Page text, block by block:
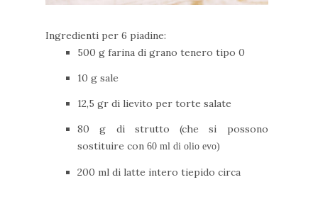
Ingredienti per 6 piadine:
500 g farina di grano tenero tipo 0
10 g sale
12,5 gr di lievito per torte salate
80 g di strutto (che si possono
sostituire con 60 ml di olio evo)
200 ml di latte intero tiepido circa